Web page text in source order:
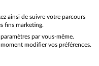
10h à 12h30
18h.
ainsi de suivre votre parcours
fins marketing.
par vous-même.
modifier vos préférences.